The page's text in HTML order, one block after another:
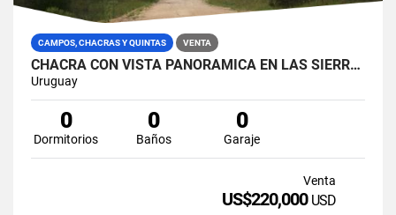
CAMPOS, CHACRAS Y QUINTAS VENTA
CHACRA CON VISTA PANORAMICA EN LAS SIERRAS DE GARZON
Uruguay
0
Dormitorios
0
Baños
0
Garaje
Venta
US$220,000 USD